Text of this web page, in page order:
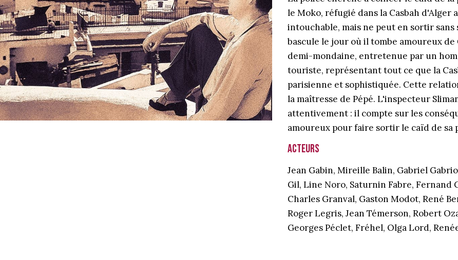
le Moko, réfugié dans la Casbah d'Alger
intouchable, mais ne peut en sortir sans
bascule le jour où il tombe amoureux de
demi-mondaine, entretenue par un
touriste, représentant tout ce que la
parisienne et sophistiquée. Cette
la maîtresse de Pépé. L'inspecteur
attentivement : il compte sur les
amoureux pour faire sortir le caïd de sa
Acteurs
Jean Gabin, Mireille Balin, Gabriel
Gil, Line Noro, Saturnin Fabre, Fernand
Charles Granval, Gaston Modot, René
Roger Legris, Jean Témerson, Robert
Georges Péclet, Fréhel, Olga Lord,